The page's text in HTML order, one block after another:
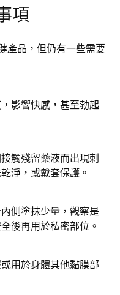
項
產品，但仍有一些需要
影響快感，甚至勃起
觸殘留藥液而出現刺
淨，或戴套保護。
側塗抹少量，觀察是
後再用於私密部位。
用於身體其他黏膜部